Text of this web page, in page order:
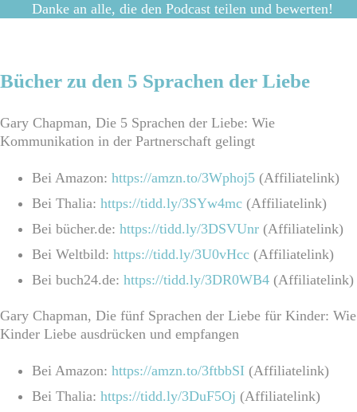
Danke an alle, die den Podcast teilen und bewerten!
Bücher zu den 5 Sprachen der Liebe
Gary Chapman, Die 5 Sprachen der Liebe: Wie
Kommunikation in der Partnerschaft gelingt
Bei Amazon: https://amzn.to/3Wphoj5 (Affiliatelink)
Bei Thalia: https://tidd.ly/3SYw4mc (Affiliatelink)
Bei bücher.de: https://tidd.ly/3DSVUnr (Affiliatelink)
Bei Weltbild: https://tidd.ly/3U0vHcc (Affiliatelink)
Bei buch24.de: https://tidd.ly/3DR0WB4 (Affiliatelink)
Gary Chapman, Die fünf Sprachen der Liebe für Kinder: Wie
Kinder Liebe ausdrücken und empfangen
Bei Amazon: https://amzn.to/3ftbbSI (Affiliatelink)
Bei Thalia: https://tidd.ly/3DuF5Oj (Affiliatelink)